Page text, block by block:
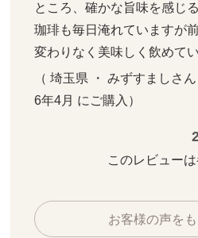
ところ、確かな旨味を感じ
珈琲も毎日淹れていますが
変わりなく美味しく飲めて
（ 埼玉県 ・ みずすましさ
6年4月 にご購入）
このレビュー
お客様の声を